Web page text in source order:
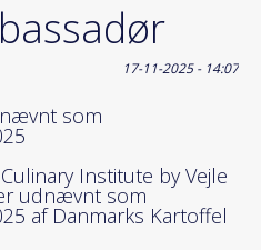
17-11-2025 - 14:07
som
Institute by Vejle
udnævnt som
af Danmarks Kartoffel